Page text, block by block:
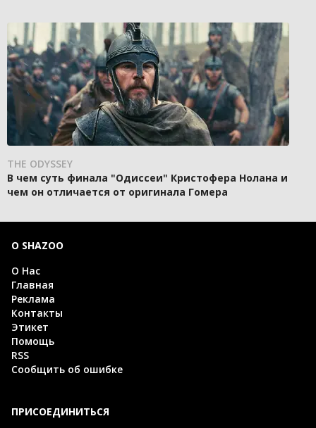
THE ODYSSEY
В чем суть финала "Одиссеи" Кристофера Нолана и
чем он отличается от оригинала Гомера
О SHAZOO
О Нас
Главная
Реклама
Контакты
Этикет
Помощь
RSS
Сообщить об ошибке
ПРИСОЕДИНИТЬСЯ